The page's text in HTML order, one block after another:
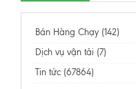
Bán Hàng Chạy (142)
Dịch vụ vận tải (7)
Tin tức (67864)